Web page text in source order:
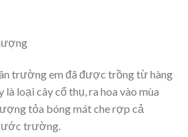
trường em đã được trồng từ hàng
loại cây cổ thụ, ra hoa vào mùa
tỏa bóng mát che rợp cả
trường.